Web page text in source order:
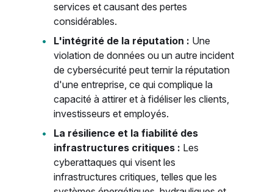
services et causant des pertes
considérables.
L'intégrité de la réputation : Une
violation de données ou un autre incident
de cybersécurité peut ternir la réputation
d'une entreprise, ce qui complique la
capacité à attirer et à fidéliser les clients,
investisseurs et employés.
La résilience et la fiabilité des
infrastructures critiques : Les
cyberattaques qui visent les
infrastructures critiques, telles que les